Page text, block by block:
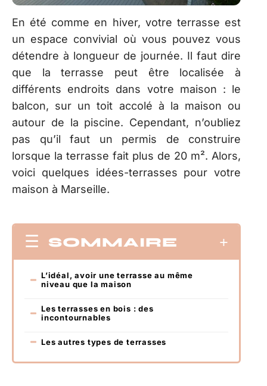
En été comme en hiver, votre terrasse est
un espace convivial où vous pouvez vous
détendre à longueur de journée. Il faut dire
que la terrasse peut être localisée à
différents endroits dans votre maison : le
balcon, sur un toit accolé à la maison ou
autour de la piscine. Cependant, n’oubliez
pas qu’il faut un permis de construire
lorsque la terrasse fait plus de 20 m². Alors,
voici quelques idées-terrasses pour votre
maison à Marseille.
SOMMAIRE
L’idéal, avoir une terrasse au même
niveau que la maison
Les terrasses en bois : des
incontournables
Les autres types de terrasses